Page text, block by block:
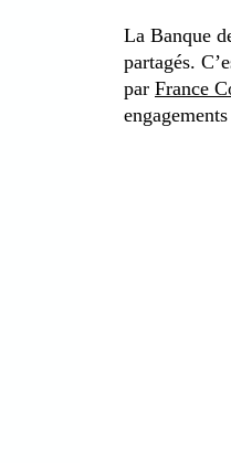
La Banque
partagés.
par France